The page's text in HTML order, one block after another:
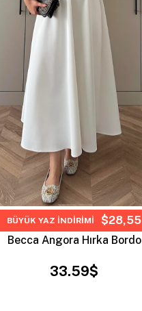
Becca Angora Hırka Bordo
33.59$
BÜYÜK YAZ İNDİRİMİ $28,55